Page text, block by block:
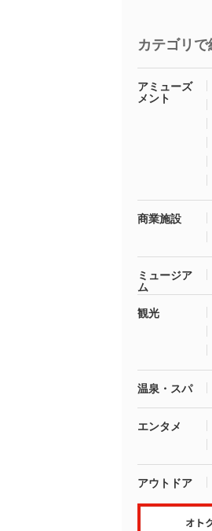
カテゴリ
アミューズ
メント
商業施設
ミュージア
ム
観光
温泉・スパ
エンタメ
アウトドア